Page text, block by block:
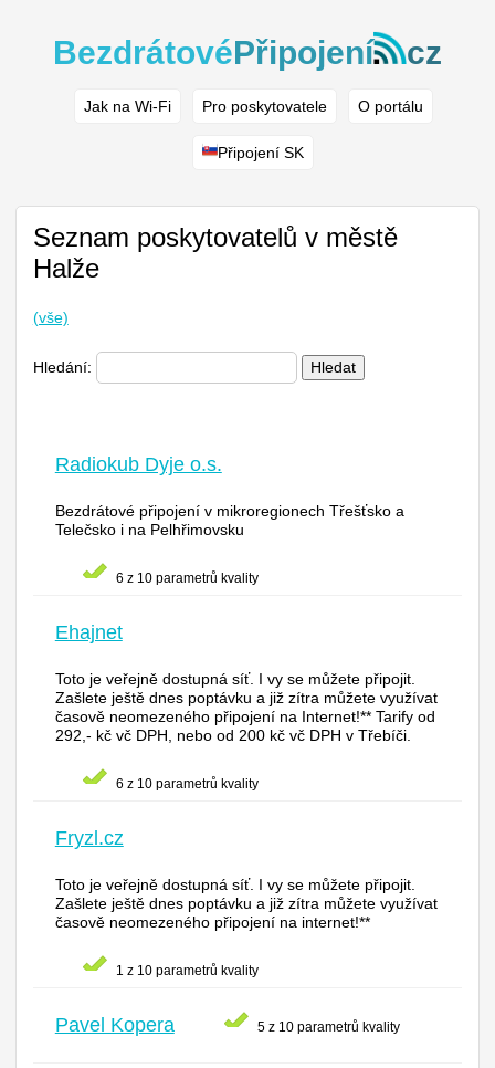
BezdrátovéPřipojení cz
Jak na Wi-Fi Pro poskytovatele O portálu
Připojení SK
Seznam poskytovatelů v městě
Halže
(vše)
Hledání: Hledat
Radiokub Dyje o.s.
Bezdrátové připojení v mikroregionech Třešťsko a
Telečsko i na Pelhřimovsku
6 z 10 parametrů kvality
Ehajnet
Toto je veřejně dostupná síť. I vy se můžete připojit.
Zašlete ještě dnes poptávku a již zítra můžete využívat
časově neomezeného připojení na Internet!** Tarify od
292,- kč vč DPH, nebo od 200 kč vč DPH v Třebíči.
6 z 10 parametrů kvality
Fryzl.cz
Toto je veřejně dostupná síť. I vy se můžete připojit.
Zašlete ještě dnes poptávku a již zítra můžete využívat
časově neomezeného připojení na internet!**
1 z 10 parametrů kvality
Pavel Kopera 5 z 10 parametrů kvality